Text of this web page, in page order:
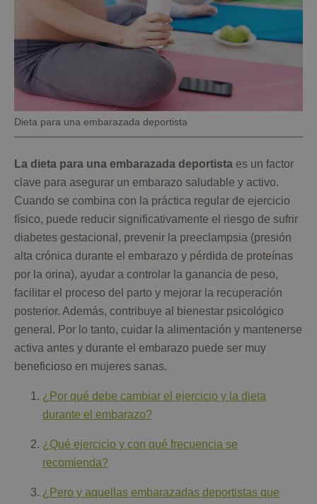
Pie
de
Dieta para una embarazada deportista
La dieta para una embarazada deportista es un factor
clave para asegurar un embarazo saludable y activo.
Cuando se combina con la práctica regular de ejercicio
físico, puede reducir significativamente el riesgo de sufrir
diabetes gestacional, prevenir la preeclampsia (presión
alta crónica durante el embarazo y pérdida de proteínas
por la orina), ayudar a controlar la ganancia de peso,
facilitar el proceso del parto y mejorar la recuperación
posterior. Además, contribuye al bienestar psicológico
general. Por lo tanto, cuidar la alimentación y mantenerse
activa antes y durante el embarazo puede ser muy
beneficioso en mujeres sanas.
¿Por qué debe cambiar el ejercicio y la dieta
durante el embarazo?
¿Qué ejercicio y con qué frecuencia se
recomienda?
¿Pero y aquellas embarazadas deportistas que